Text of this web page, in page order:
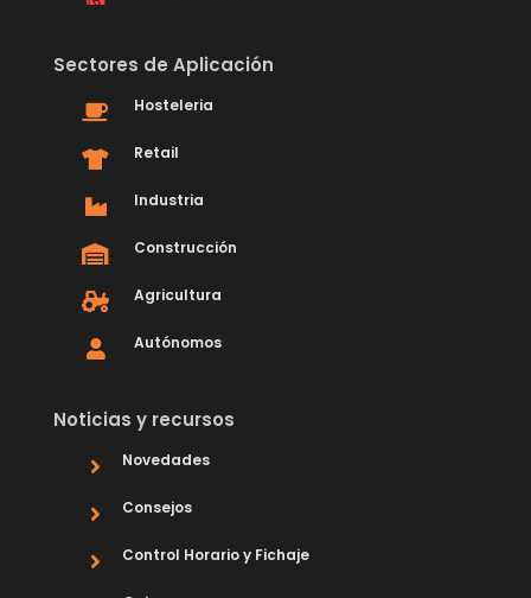
Sectores de Aplicación
Hosteleria
Retail
Industria
Construcción
Agricultura
Autónomos
Noticias y recursos
Novedades
Consejos
Control Horario y Fichaje